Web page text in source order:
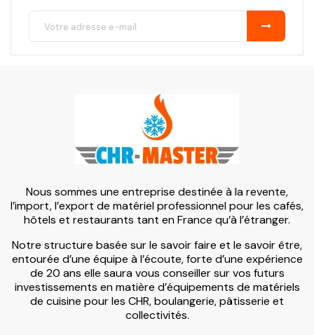
Nous sommes une entreprise destinée à la revente,
l’import, l’export de matériel professionnel pour les cafés,
hôtels et restaurants tant en France qu’à l’étranger.
Notre structure basée sur le savoir faire et le savoir être,
entourée d’une équipe à l’écoute, forte d’une expérience
de 20 ans elle saura vous conseiller sur vos futurs
investissements en matière d’équipements de matériels
de cuisine pour les CHR, boulangerie, pâtisserie et
collectivités.